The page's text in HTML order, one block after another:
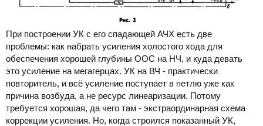
При построении УК с его спадающей АЧХ есть две
проблемы: как набрать усиления холостого хода для
обеспечения хорошей глубины ООС на НЧ, и куда девать
это усиление на мегагерцах. УК на ВЧ - практически
повторитель, и всё усиление поступает в петлю уже как
причина возбуда, а не ресурс линеаризации. Потому
требуется хорошая, да чего там - экстраординарная схема
коррекции усиления. Но, когда строился показанный УК,